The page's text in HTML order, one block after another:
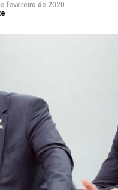
fevereiro de 2020